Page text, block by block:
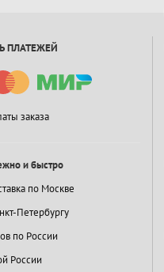
ПЛАТЕЖЕЙ
заказа
и быстро
по Москве
Петербургу
по России
России